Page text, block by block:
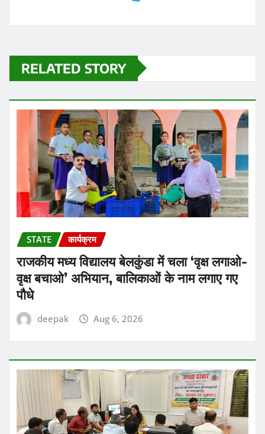
RELATED STORY
STATE कार्यक्रम
राजकीय मध्य विद्यालय बेलकुंडा में चला ‘वृक्ष लगाओ-
वृक्ष बचाओ’ अभियान, बालिकाओं के नाम लगाए गए
पौधे
deepak Aug 6, 2026